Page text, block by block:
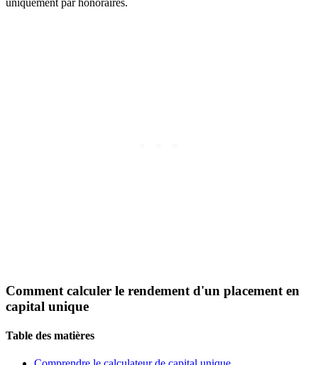
uniquement par honoraires.
Comment calculer le rendement d'un placement en
capital unique
Table des matières